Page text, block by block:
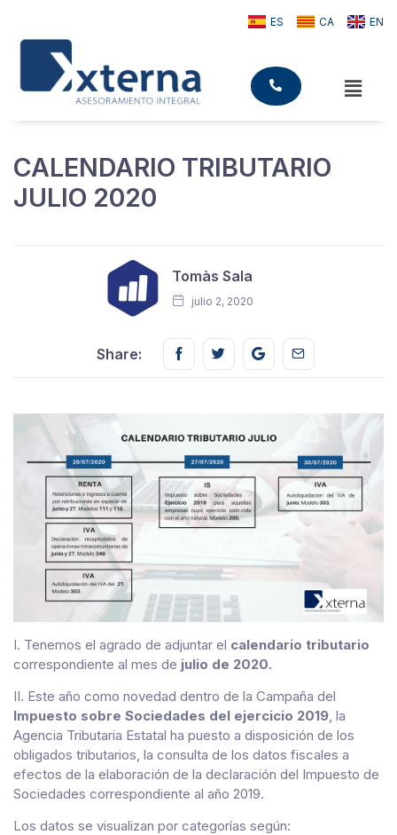
ES CA EN
CALENDARIO TRIBUTARIO
JULIO 2020
Tomàs Sala
julio 2, 2020
Share: Share this on FaceBook
Share this on Twitter
Share this on GMail
Share this on
I. Tenemos el agrado de adjuntar el calendario tributario
correspondiente al mes de julio de 2020.
II. Este año como novedad dentro de la Campaña del
Impuesto sobre Sociedades del ejercicio 2019, la
Agencia Tributaria Estatal ha puesto a disposición de los
obligados tributarios, la consulta de los datos fiscales a
efectos de la elaboración de la declaración del Impuesto de
Sociedades correspondiente al año 2019.
Los datos se visualizan por categorías según: